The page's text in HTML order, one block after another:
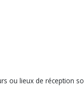
ou lieux de réception